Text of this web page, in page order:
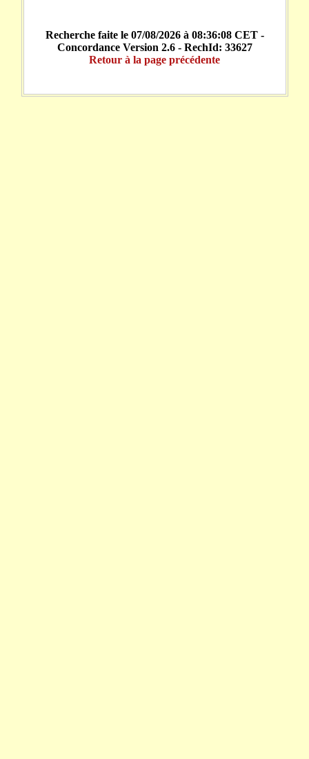
Recherche faite le 07/08/2026 à 08:36:08 CET -
Concordance Version 2.6 - RechId: 33627
Retour à la page précédente